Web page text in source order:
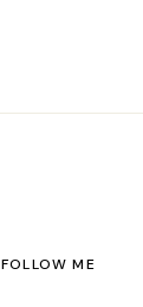
FOLLOW ME